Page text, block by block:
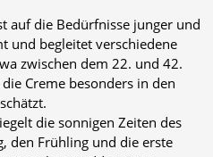
auf die Bedürfnisse junger und
und begleitet verschiedene
zwischen dem 22. und 42.
Creme besonders in den
die sonnigen Zeiten des
den Frühling und die erste